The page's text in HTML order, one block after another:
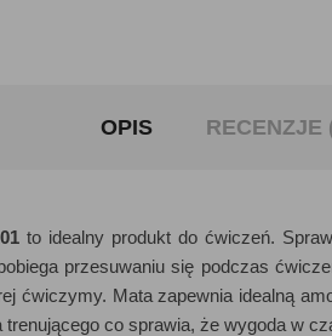
OPIS RECENZJE
to idealny produkt do ćwiczeń.
przesuwaniu się podczas
ćwiczymy. Mata zapewnia idealną
trenującego co sprawia, że wygoda w